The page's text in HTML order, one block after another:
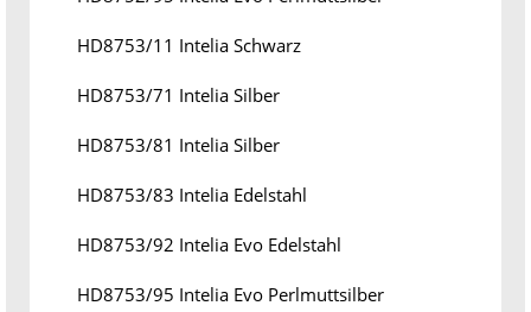
HD8753/11 Intelia Schwarz
HD8753/71 Intelia Silber
HD8753/81 Intelia Silber
HD8753/83 Intelia Edelstahl
HD8753/92 Intelia Evo Edelstahl
HD8753/95 Intelia Evo Perlmuttsilber